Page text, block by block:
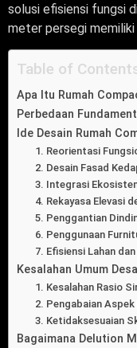
solusi efisiensi fungsi
meter persegi
Table of
Apa Itu Rumah
Perbedaan
Ide Desain Rumah
1. Reorientasi
2. Desain Fasad
3. Integrasi
4. Rekayasa Elevasi
5. Penggantian
6. Penggunaan
7. Efisiensi Lahan
Kesalahan Umum
1. Kesalahan Rasio
2. Pengabaian
3. Ketidaksesuaian
Bagaimana Delution